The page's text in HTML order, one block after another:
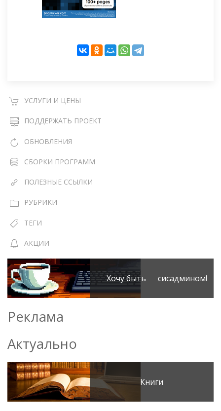
УСЛУГИ И ЦЕНЫ
ПОДДЕРЖАТЬ ПРОЕКТ
ОБНОВЛЕНИЯ
СБОРКИ ПРОГРАММ
ПОЛЕЗНЫЕ ССЫЛКИ
РУБРИКИ
ТЕГИ
АКЦИИ
Хочу быть сисадмином!
Реклама
Актуально
Книги